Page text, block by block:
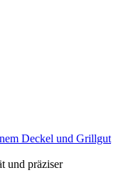
und präziser